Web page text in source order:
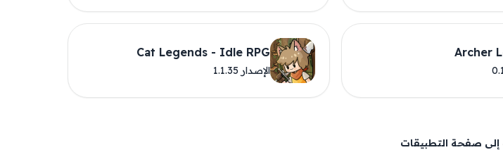
Archer
Cat Legends - Idle RPG
الإصدار 1.1.35
إلى صفحة التطبيقات